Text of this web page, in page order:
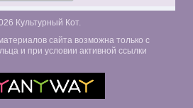
Культурный Кот.
сайта возможна только с
и при условии активной ссылки